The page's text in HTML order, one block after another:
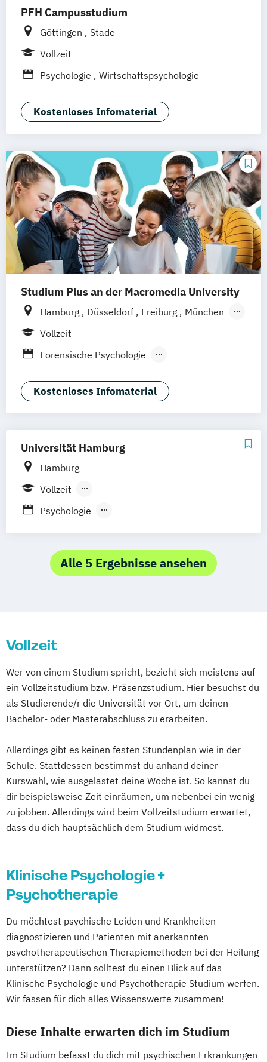
PFH Campusstudium
Göttingen
Stade
Vollzeit
Psychologie
Wirtschaftspsychologie
Kostenloses Infomaterial
Studium Plus an der Macromedia University
Hamburg Düsseldorf Freiburg
München
Stuttgart
Vollzeit
Forensische Psychologie
Kriminalpsychologie
Medien- und Werbepsychologie
Kostenloses Infomaterial
Universität Hamburg
Hamburg
Vollzeit
Berufsbegleitender Präsenzlehrgang
Psychologie
Alle 5 Ergebnisse ansehen
Vollzeit
Wer von einem Studium spricht, bezieht sich meistens auf
ein Vollzeitstudium bzw. Präsenzstudium. Hier besuchst du
als Studierende/r die Universität vor Ort, um deinen
Bachelor- oder Masterabschluss zu erarbeiten.
Allerdings gibt es keinen festen Stundenplan wie in der
Schule. Stattdessen bestimmst du anhand deiner
Kurswahl, wie ausgelastet deine Woche ist. So kannst du
dir beispielsweise Zeit einräumen, um nebenbei ein wenig
zu jobben. Allerdings wird beim Vollzeitstudium erwartet,
dass du dich hauptsächlich dem Studium widmest.
Klinische Psychologie +
Psychotherapie
Du möchtest psychische Leiden und Krankheiten
diagnostizieren und Patienten mit anerkannten
psychotherapeutischen Therapiemethoden bei der Heilung
unterstützen? Dann solltest du einen Blick auf das
Klinische Psychologie und Psychotherapie Studium werfen.
Wir fassen für dich alles Wissenswerte zusammen!
Diese Inhalte erwarten dich im Studium
Im Studium befasst du dich mit psychischen Erkrankungen